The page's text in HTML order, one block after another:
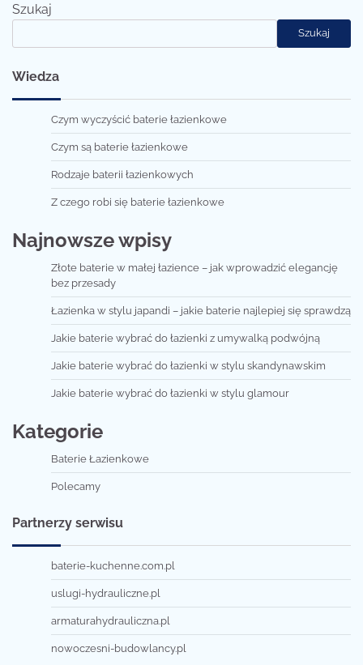
Szukaj
Szukaj
Wiedza
Czym wyczyścić baterie łazienkowe
Czym są baterie łazienkowe
Rodzaje baterii łazienkowych
Z czego robi się baterie łazienkowe
Najnowsze wpisy
Złote baterie w małej łazience – jak wprowadzić elegancję
bez przesady
Łazienka w stylu japandi – jakie baterie najlepiej się sprawdzą
Jakie baterie wybrać do łazienki z umywalką podwójną
Jakie baterie wybrać do łazienki w stylu skandynawskim
Jakie baterie wybrać do łazienki w stylu glamour
Kategorie
Baterie Łazienkowe
Polecamy
Partnerzy serwisu
baterie-kuchenne.com.pl
uslugi-hydrauliczne.pl
armaturahydrauliczna.pl
nowoczesni-budowlancy.pl